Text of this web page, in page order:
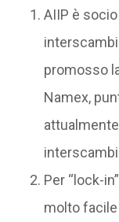
AIIP è
promosso
Namex,
Per “lock-
molto facile